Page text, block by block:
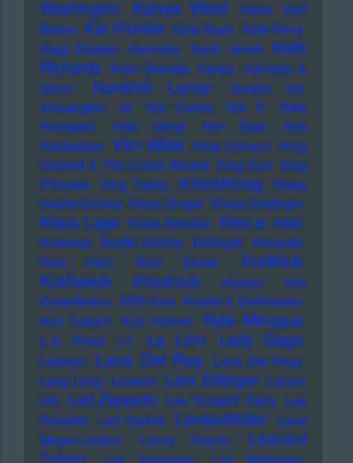
Washington
Kanye West Karat
Karl
Bartos Kat Frankie Kate Bush Kate Perry
Katja Ebstein
Kavinsky Keith Jarrett
Keith
Richards Kele Okereke Kelela Kemistry &
Storm
Kendrick Lamar
Kerstin Ott
Khruangbin
KI KId Creole KId P.
KIda
Ramadan
KIev Stingl KIm Deal
KIm
Kardashian KIm Wilde KIng Crimson KIng
Gizzard & The Lizard Wizard KIng Kurt KIng
Princess
KIng Tubby KItschKrieg
Klaas
Heufer-Umlauf Klaus Dinger Klaus Doldinger
Klaus Lage Klaus Schulze Klez.e KMD
Kneecap Koefte DeVille Kollegah Kompakt
Kool Herc
Kool Savas Kraftklub
Kraftwerk Krautrock Kreator
Kris
Kristofferson KRS-One Kruder & Dorfmeister
Kurt Cobain
Kurt Krömer Kylie Minogue
L.A. Priest L7 La Lom Lady Gaga
Laibach Lana Del Rey
Lana Del Reyy
Lang Lang Lankum Lars Eidinger Lauryn
Hill Led Zeppelin Lee "Scratch" Perry Lee
Ranaldo
Leif Garrett Lemke/Müller
Lena
Meyer-Landrut
Lenny Kravitz
Leonard